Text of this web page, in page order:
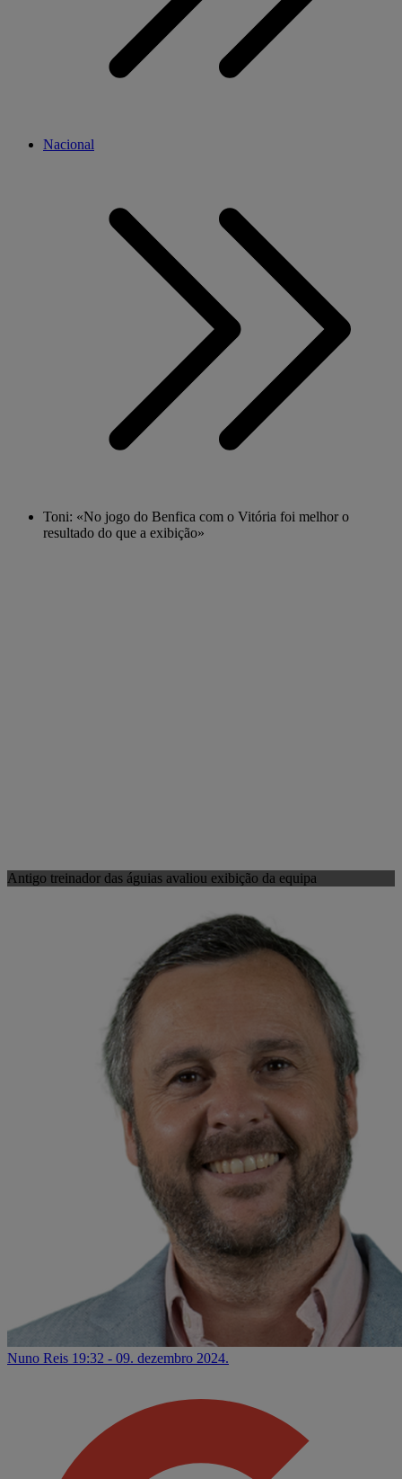
Nacional
Toni: «No jogo do Benfica com o Vitória foi melhor o
resultado do que a exibição»
Antigo treinador das águias avaliou exibição da equipa
Nuno Reis 19:32 - 09. dezembro 2024.